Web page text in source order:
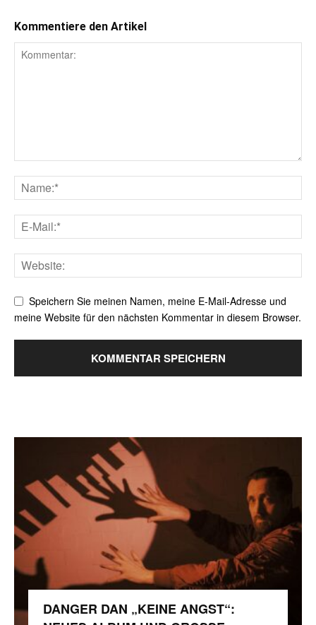
Kommentiere den Artikel
Speichern Sie meinen Namen, meine E-Mail-Adresse und
meine Website für den nächsten Kommentar in diesem Browser.
DANGER DAN „KEINE ANGST“: